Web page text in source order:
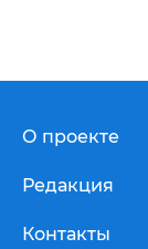
О проекте
Редакция
Контакты